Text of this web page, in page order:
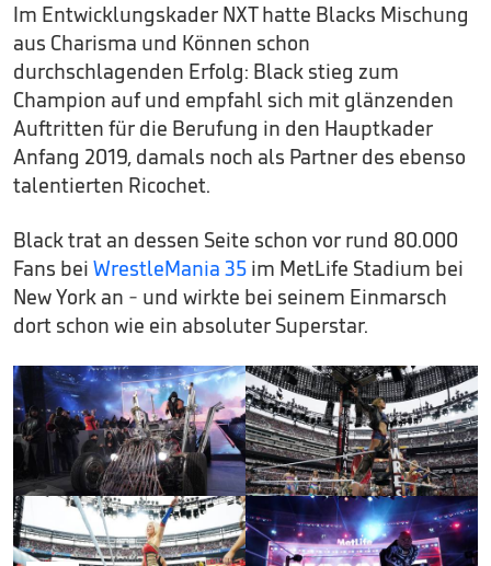
Im Entwicklungskader NXT hatte Blacks Mischung
aus Charisma und Können schon
durchschlagenden Erfolg: Black stieg zum
Champion auf und empfahl sich mit glänzenden
Auftritten für die Berufung in den Hauptkader
Anfang 2019, damals noch als Partner des ebenso
talentierten Ricochet.
Black trat an dessen Seite schon vor rund 80.000
Fans bei WrestleMania 35 im MetLife Stadium bei
New York an - und wirkte bei seinem Einmarsch
dort schon wie ein absoluter Superstar.